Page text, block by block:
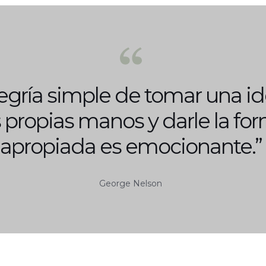
simple de tomar una
manos y darle la
apropiada es emocionante.”
George Nelson